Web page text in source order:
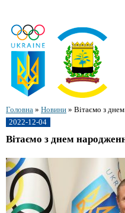
Головна » Новини » Вітаємо з
2022-12-04
Вітаємо з днем